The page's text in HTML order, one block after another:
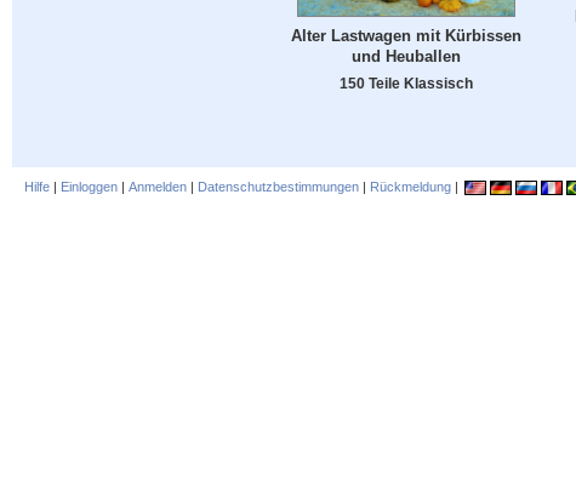
Alter Lastwagen mit Kürbissen
und Heuballen
150 Teile Klassisch
Hilfe | Einloggen | Anmelden | Datenschutzbestimmungen | Rückmeldung |